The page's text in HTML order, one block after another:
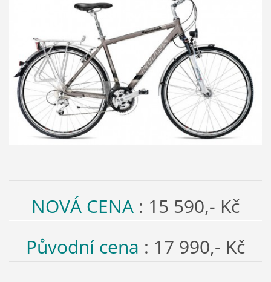
NOVÁ CENA : 15 590,- Kč
Původní cena : 17 990,- Kč